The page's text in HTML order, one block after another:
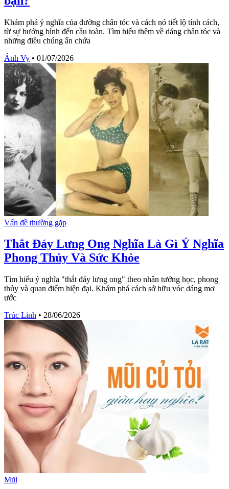
Khám phá ý nghĩa của đường chân tóc và cách nó tiết lộ tính cách,
từ sự bướng bỉnh đến cầu toàn. Tìm hiểu thêm về dáng chân tóc và
những điều chúng ẩn chứa
Ánh Vy • 01/07/2026
Vấn đề thường gặp
Thắt Đáy Lưng Ong Nghĩa Là Gì Ý Nghĩa
Phong Thủy Và Sức Khỏe
Tìm hiểu ý nghĩa "thắt đáy lưng ong" theo nhân tướng học, phong
thủy và quan điểm hiện đại. Khám phá cách sở hữu vóc dáng mơ
ước
Trúc Linh • 28/06/2026
Mũi